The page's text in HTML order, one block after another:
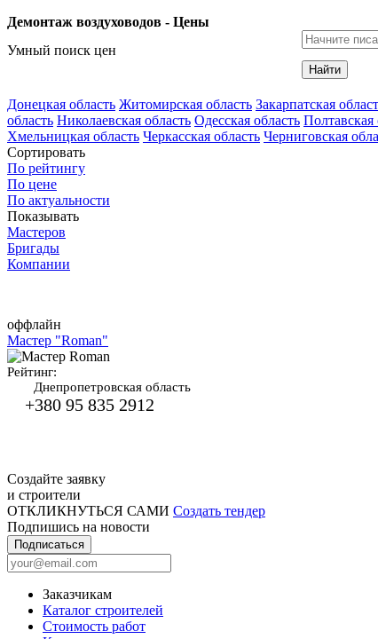
Демонтаж воздуховодов - Цены
Умный поиск цен
Найти
Донецкая область Житомирская область Закарпатская
область Николаевская область Одесская область Полтавская
Хмельницкая область Черкасская область Черниговская
Сортировать
По рейтингу
По цене
По актуальности
Показывать
Мастеров
Бригады
Компании
оффлайн
Мастер "Roman"
Рейтинг:
Днепропетровская область
+380 95 835 2912
Создайте заявку
и строители
ОТКЛИКНУТЬСЯ САМИ Создать тендер
Подпишись на новости
Подписаться
Заказчикам
Каталог строителей
Стоимость работ